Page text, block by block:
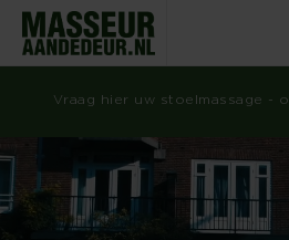
Vraag hier uw stoelmassage -